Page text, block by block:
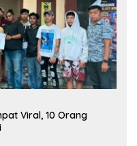
Viral, 10 Orang